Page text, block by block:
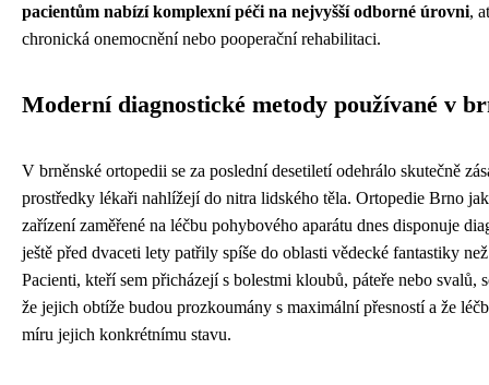
pacientům nabízí komplexní péči na nejvyšší odborné úrovni,
chronická onemocnění nebo pooperační rehabilitaci.
Moderní diagnostické metody používané v
V brněnské ortopedii se za poslední desetiletí odehrálo skutečně
prostředky lékaři nahlížejí do nitra lidského těla. Ortopedie Brno
zařízení zaměřené na léčbu pohybového aparátu dnes disponuje
ještě před dvaceti lety patřily spíše do oblasti vědecké fantastiky
Pacienti, kteří sem přicházejí s bolestmi kloubů, páteře nebo svalů,
že jejich obtíže budou prozkoumány s maximální přesností a že
míru jejich konkrétnímu stavu.